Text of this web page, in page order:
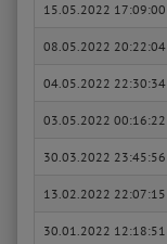
15.05.2022 17:09:00
08.05.2022 20:22:04
04.05.2022 22:30:34
03.05.2022 00:16:22
30.03.2022 23:45:56
13.02.2022 22:07:15
30.01.2022 12:18:51